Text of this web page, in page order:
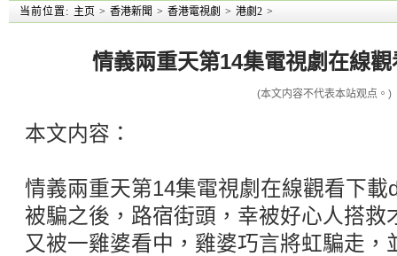
当前位置: 主页 > 香港新聞 > 香港電視劇 > 港劇2 >
情義兩重天第14集電視劇在線
(本文内容不代表本站观点。)
本文内容：
情義兩重天第14集電視劇在線觀看下載
被騙之後，路宿街頭，幸被好心人搭救
又被一雞婆看中，雞婆巧言將虹騙走，